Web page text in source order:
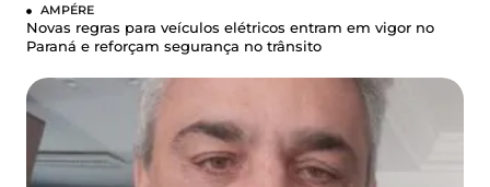
AMPÉRE
Novas regras para veículos elétricos entram em vigor no
Paraná e reforçam segurança no trânsito